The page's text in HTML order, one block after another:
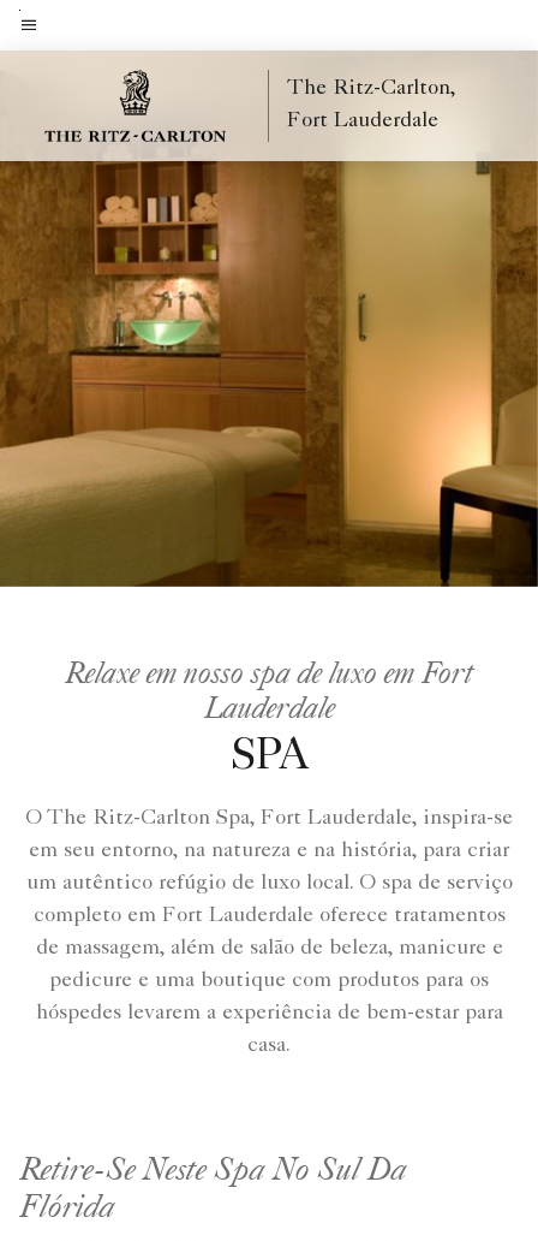
Skip
toTexto do menu
The Ritz-Carlton,
Fort Lauderdale
Relaxe em nosso spa de luxo em Fort
Lauderdale
SPA
O The Ritz-Carlton Spa, Fort Lauderdale, inspira-se
em seu entorno, na natureza e na história, para criar
um autêntico refúgio de luxo local. O spa de serviço
completo em Fort Lauderdale oferece tratamentos
de massagem, além de salão de beleza, manicure e
pedicure e uma boutique com produtos para os
hóspedes levarem a experiência de bem-estar para
casa.
Retire-Se Neste Spa No Sul Da
Flórida